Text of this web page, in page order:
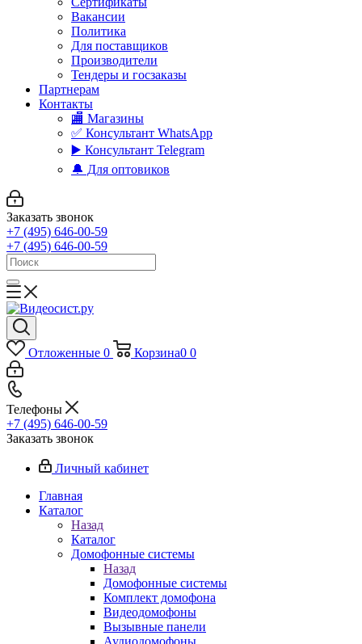
Вакансии
Политика
Для поставщиков
Производители
Тендеры и госзаказы
Партнерам
Контакты
🏬 Магазины
✅️ Консультант WhatsApp
▶️ Консультант Telegram
🔔 Для оптовиков
Заказать звонок
+7 (495) 646-00-59
+7 (495) 646-00-59
Отложенные 0 Корзина0 0
Телефоны
+7 (495) 646-00-59
Заказать звонок
Личный кабинет
Главная
Каталог
Назад
Каталог
Домофонные системы
Назад
Домофонные системы
Комплект домофона
Видеодомофоны
Вызывные панели
Аудиодомофоны